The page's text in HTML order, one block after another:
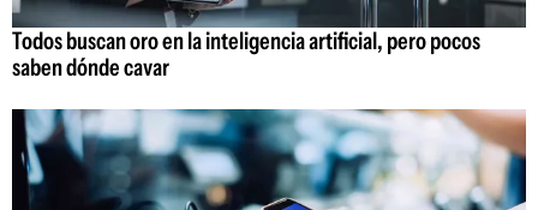
Todos buscan oro en la inteligencia artificial, pero pocos
saben dónde cavar